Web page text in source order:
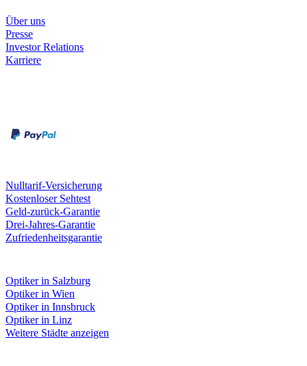
Über uns
Presse
Investor Relations
Karriere
Nulltarif-Versicherung
Kostenloser Sehtest
Geld-zurück-Garantie
Drei-Jahres-Garantie
Zufriedenheitsgarantie
Optiker in Salzburg
Optiker in Wien
Optiker in Innsbruck
Optiker in Linz
Weitere Städte anzeigen